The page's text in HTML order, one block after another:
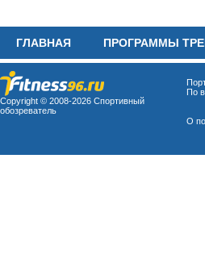
ГЛАВНАЯ ПРОГРАММЫ
Copyright © 2008-2026 Спортивный
обозреватель
По
О